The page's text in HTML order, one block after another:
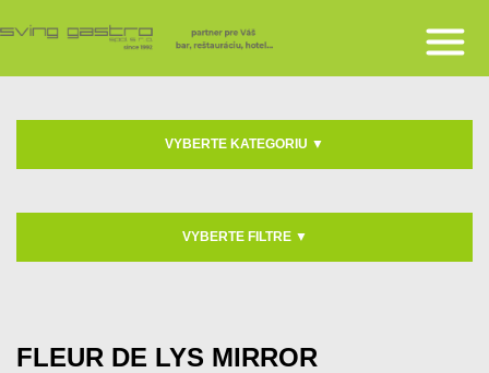
VYBERTE KATEGORIU ▼
VYBERTE FILTRE ▼
FLEUR DE LYS MIRROR